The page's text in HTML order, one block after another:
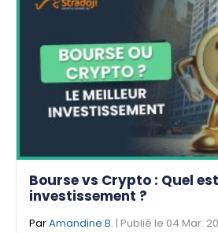
Bourse vs Crypto : Quel
investissement ?
ParAmandine B. | Publié le 04 Mar.